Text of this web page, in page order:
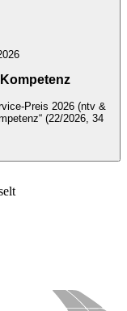
Preis 2026 (ntv &
(22/2026, 34